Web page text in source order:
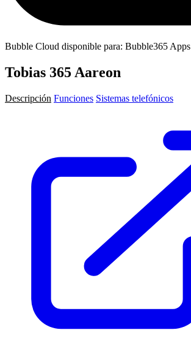
Bubble Cloud disponible para: Bubble365 Apps
Tobias 365 Aareon
Descripción Funciones Sistemas telefónicos